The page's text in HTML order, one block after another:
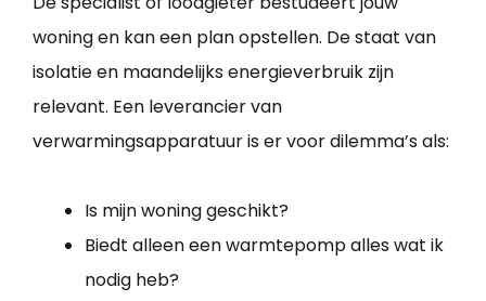
woning en kan een plan opstellen. De staat van
isolatie en maandelijks energieverbruik zijn
relevant. Een leverancier van
verwarmingsapparatuur is er voor dilemma’s als:
Is mijn woning geschikt?
Biedt alleen een warmtepomp alles wat ik
nodig heb?